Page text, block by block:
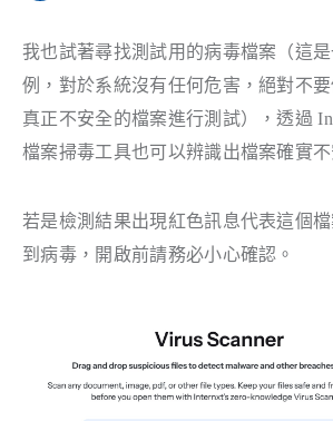
我也試著尋找測試用的病毒檔案（這
例，對於系統沒有任何危害，絕對不
真正不安全的檔案進行測試），透過
檔案掃毒工具也可以辨識出檔案確實不
若是檢測結果出現紅色訊息代表這個檔
到病毒，開啟前請務必小心確認。